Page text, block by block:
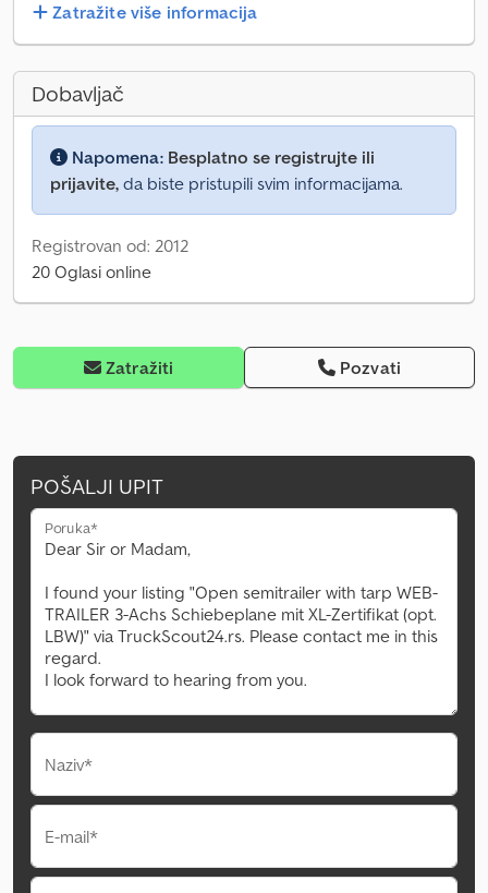
Zatražite više informacija
Dobavljač
Napomena: Besplatno se registrujte ili
prijavite, da biste pristupili svim informacijama.
Registrovan od: 2012
20 Oglasi online
Zatražiti Pozvati
POŠALJI UPIT
Poruka*
Naziv*
E-mail*